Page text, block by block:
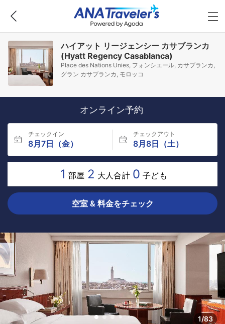
ハイアット リージェンシー カサブランカ
(Hyatt Regency Casablanca)
Place des Nations Unies, フォンシエール, カサブランカ,
グラン カサブランカ, モロッコ
オンライン予約
チェックイン
8月7日（金）
チェックアウト
8月8日（土）
1 部屋 2 大人合計 0 子ども
空室 & 料金をチェック
1/83